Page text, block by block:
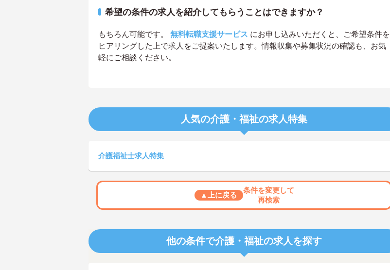
希望の条件の求人を紹介してもらうことはできますか？
もちろん可能です。 無料転職支援サービス にお申し込みいただくと、ご希望条件を
ヒアリングした上で求人をご提案いたします。情報収集や募集状況の確認も、お気
軽にご相談ください。
人気の介護・福祉の求人特集
介護福祉士求人特集
▲上に戻る
条件を変更して
再検索
他の条件で介護・福祉の求人を探す